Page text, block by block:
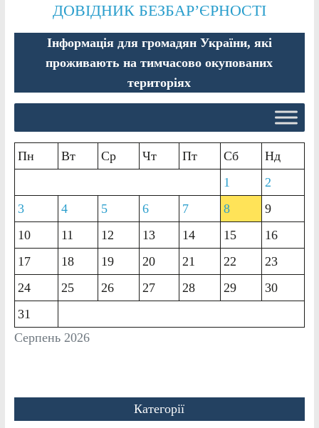
ДОВІДНИК БЕЗБАР’ЄРНОСТІ
Інформація для громадян України, які
проживають на тимчасово окупованих
територіях
Серпень 2026
Пн Вт Ср Чт Пт Сб
Нд
1
2
3
4 5 6 7 8
9
10
11 12 13 14 15
16
17
18 19 20 21 22
23
24
25 26 27 28 29
30
31
Категорії